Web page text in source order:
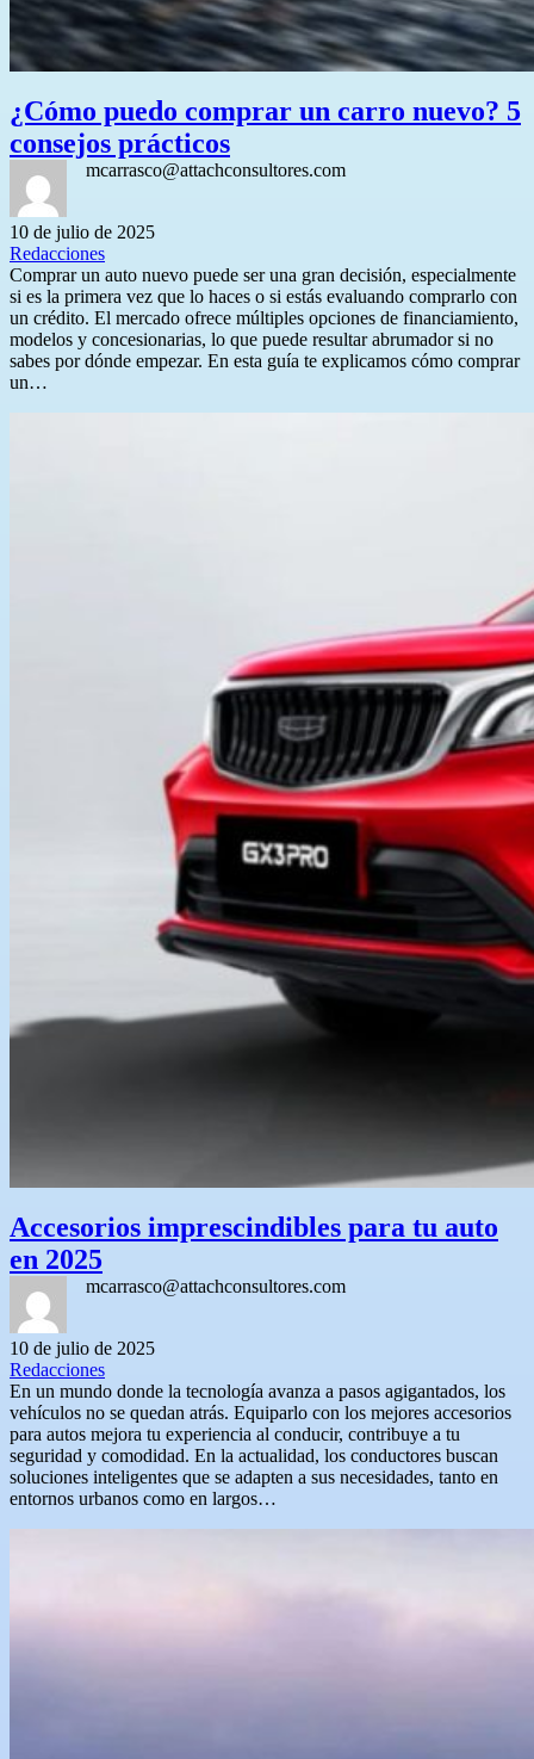
¿Cómo puedo comprar un carro nuevo? 5
consejos prácticos
mcarrasco@attachconsultores.com
10 de julio de 2025
Redacciones
Comprar un auto nuevo puede ser una gran decisión, especialmente
si es la primera vez que lo haces o si estás evaluando comprarlo con
un crédito. El mercado ofrece múltiples opciones de financiamiento,
modelos y concesionarias, lo que puede resultar abrumador si no
sabes por dónde empezar. En esta guía te explicamos cómo comprar
un…
Accesorios imprescindibles para tu auto
en 2025
mcarrasco@attachconsultores.com
10 de julio de 2025
Redacciones
En un mundo donde la tecnología avanza a pasos agigantados, los
vehículos no se quedan atrás. Equiparlo con los mejores accesorios
para autos mejora tu experiencia al conducir, contribuye a tu
seguridad y comodidad. En la actualidad, los conductores buscan
soluciones inteligentes que se adapten a sus necesidades, tanto en
entornos urbanos como en largos…